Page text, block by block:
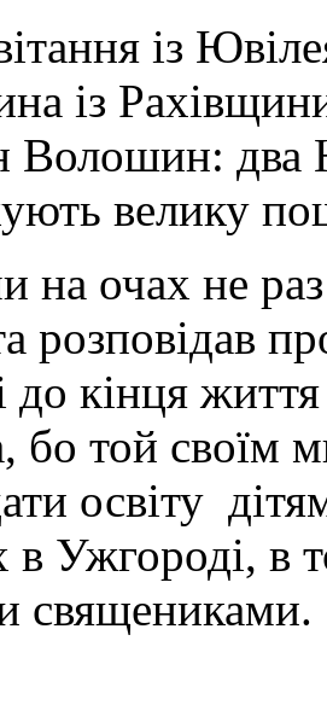
із
із
Волошин: два
велику
на очах не
розповідав
до кінця
бо той своїм
освіту
в Ужгороді, в
священиками.